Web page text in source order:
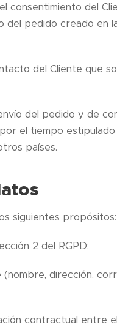
consentimiento del
pedido creado en
del Cliente que
del pedido y de
el tiempo estipulado
países.
siguientes propósitos:
2 del RGPD;
dirección,
contractual entre